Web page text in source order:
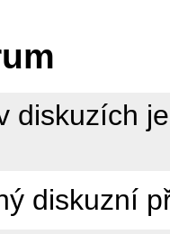
diskuzích
diskuzní